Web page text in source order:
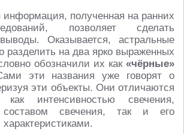
информация, полученная на ранних
позволяет сделать
Оказывается, астральные
разделить на два ярко выраженных
обозначили их как «чёрные»
эти названия уже говорят о
эти объекты. Они отличаются
интенсивностью свечения,
составом свечения, так и его